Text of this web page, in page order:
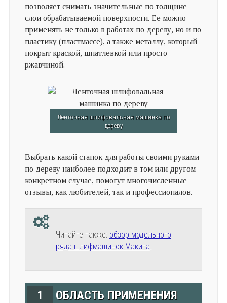
позволяет снимать значительные по толщине
слои обрабатываемой поверхности. Ее можно
применять не только в работах по дереву, но и по
пластику (пластмассе), а также металлу, который
покрыт краской, шпатлевкой или просто
ржавчиной.
Ленточная шлифовальная машинка по
дереву
Выбрать какой станок для работы своими руками
по дереву наиболее подходит в том или другом
конкретном случае, помогут многочисленные
отзывы, как любителей, так и профессионалов.
Читайте также: обзор модельного
ряда шлифмашинок Макита.
1 ОБЛАСТЬ ПРИМЕНЕНИЯ